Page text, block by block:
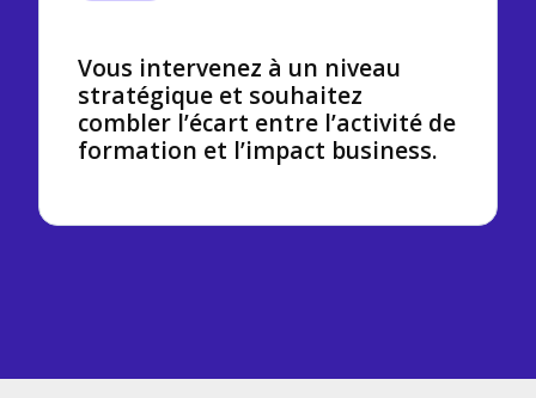
Vous intervenez à un niveau
stratégique et souhaitez
combler l’écart entre l’activité de
formation et l’impact business.